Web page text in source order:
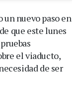
un nuevo paso en
que este lunes
el viaducto,
de ser